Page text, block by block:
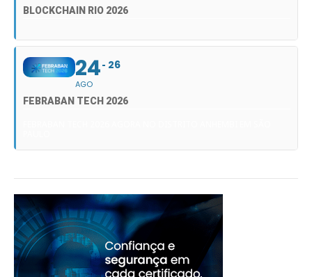
BLOCKCHAIN RIO 2026
24
AGO
26
FEBRABAN TECH 2026